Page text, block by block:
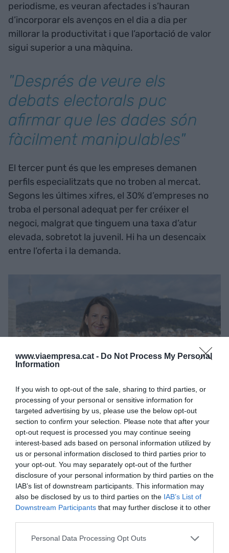
www.viaempresa.cat - Do Not Process My Personal
Information
If you wish to opt-out of the sale, sharing to third parties, or
processing of your personal or sensitive information for
targeted advertising by us, please use the below opt-out
section to confirm your selection. Please note that after your
opt-out request is processed you may continue seeing
interest-based ads based on personal information utilized by
us or personal information disclosed to third parties prior to
your opt-out. You may separately opt-out of the further
disclosure of your personal information by third parties on the
IAB’s list of downstream participants. This information may
also be disclosed by us to third parties on the IAB’s List of
Downstream Participants that may further disclose it to other
Personal Data Processing Opt Outs
periodisme, es veuran afectades i s’hauran
d’incorporar els avenços en el dia a dia per
millorar la productivitat i que l’aportació de valor
sigui superior a una màquina.
"Després de veure els
debats electorals puc
afirmar que les dades són
fàcilment manipulables"
El tercer punt és que les empreses demanen
perfils especialitzats que no troben al mercat.
Segons les últimes xifres, el 30% d’empreses no
troba el personal adequat per fer créixer el
negoci, malgrat que tinguem una taxa d’atur
elevada, sobretot la juvenil. Hi ha un desencaix
entre l’oferta i la demanda.
L’analista econòmica radiografia el context econòmic
actual per a VIA Empresa | Marc Llibre
Per tant, hi hauria d’haver una gran reforma de
les polítiques d’ocupació.
Sí, és un gran tema pendent malgrat que s’hi
destinin molts recursos, però no es veu
efectivitat. Com es pot incorporar persones de
orientacions professionals dels joves? Els hem